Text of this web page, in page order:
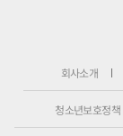
회사소개
청소년보호정책